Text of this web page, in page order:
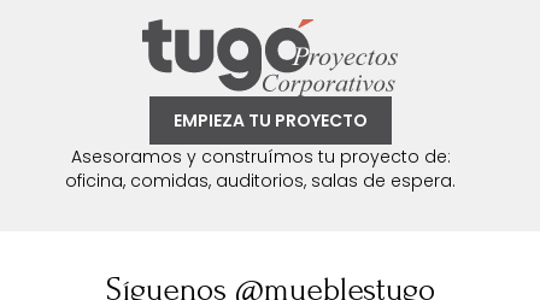
EMPIEZA TU PROYECTO
Asesoramos y construímos tu proyecto de:
oficina, comidas, auditorios, salas de espera.
Síguenos @mueblestugo